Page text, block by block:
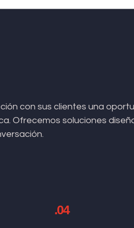
con sus clientes una
Ofrecemos soluciones
.04